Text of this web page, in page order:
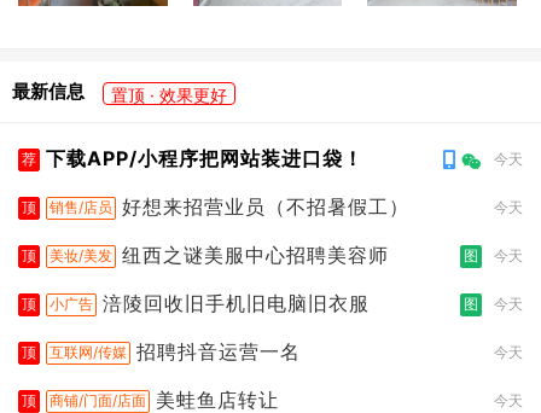
最新信息 置顶 · 效果更好
荐 下载APP/小程序把网站装进口袋！ 今天
顶 销售/店员 好想来招营业员（不招暑假工） 今天
顶 美妆/美发 纽西之谜美服中心招聘美容师 图 今天
顶 小广告 涪陵回收旧手机旧电脑旧衣服 图 今天
顶 互联网/传媒 招聘抖音运营一名 今天
顶 商铺/门面/店面 美蛙鱼店转让 今天